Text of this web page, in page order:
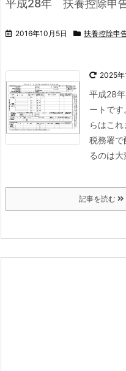
平成28年 扶養控除申
2016年10月5日 扶養控除申
2025年
平成28
ートです
らはこれ
税務署で
るのは
記事を読む